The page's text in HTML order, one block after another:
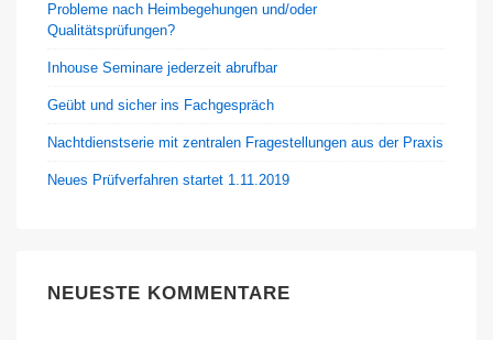
Probleme nach Heimbegehungen und/oder
Qualitätsprüfungen?
Inhouse Seminare jederzeit abrufbar
Geübt und sicher ins Fachgespräch
Nachtdienstserie mit zentralen Fragestellungen aus der Praxis
Neues Prüfverfahren startet 1.11.2019
NEUESTE KOMMENTARE